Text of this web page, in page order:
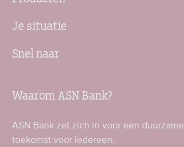
Je situatie
Snel naar
Waarom ASN Bank?
ASN Bank zet zich in voor een
toekomst voor iedereen.